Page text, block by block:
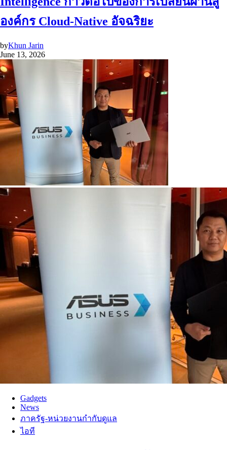
องค์กร Cloud-Native อัจฉริยะ
byKhun Jarin
June 13, 2026
Gadgets
News
ภาครัฐ-หน่วยงานกำกับดูแล
ไอที